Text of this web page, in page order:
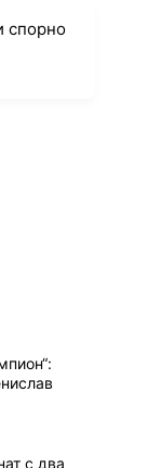
спорно
с два